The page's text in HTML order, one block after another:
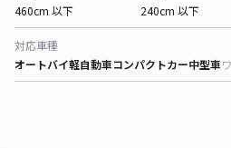
460cm 以下
240cm 以下
対応車種
オートバイ軽自動車コンパクトカー中型車